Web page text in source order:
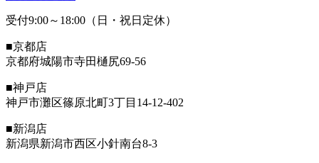
受付9:00～18:00（日・祝日定休）
■京都店
京都府城陽市寺田樋尻69-56
■神戸店
神戸市灘区篠原北町3丁目14-12-402
■新潟店
新潟県新潟市西区小針南台8-3